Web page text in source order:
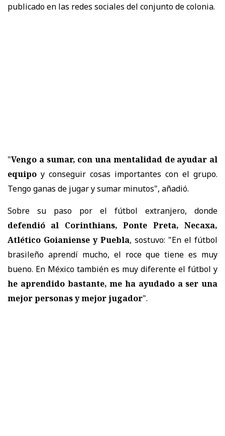
publicado en las redes sociales del conjunto de colonia.
"Vengo a sumar, con una mentalidad de ayudar al
equipo y conseguir cosas importantes con el grupo.
Tengo ganas de jugar y sumar minutos", añadió.
Sobre su paso por el fútbol extranjero, donde
defendió al Corinthians, Ponte Preta, Necaxa,
Atlético Goianiense y Puebla, sostuvo: "En el fútbol
brasileño aprendí mucho, el roce que tiene es muy
bueno. En México también es muy diferente el fútbol y
he aprendido bastante, me ha ayudado a ser una
mejor personas y mejor jugador".